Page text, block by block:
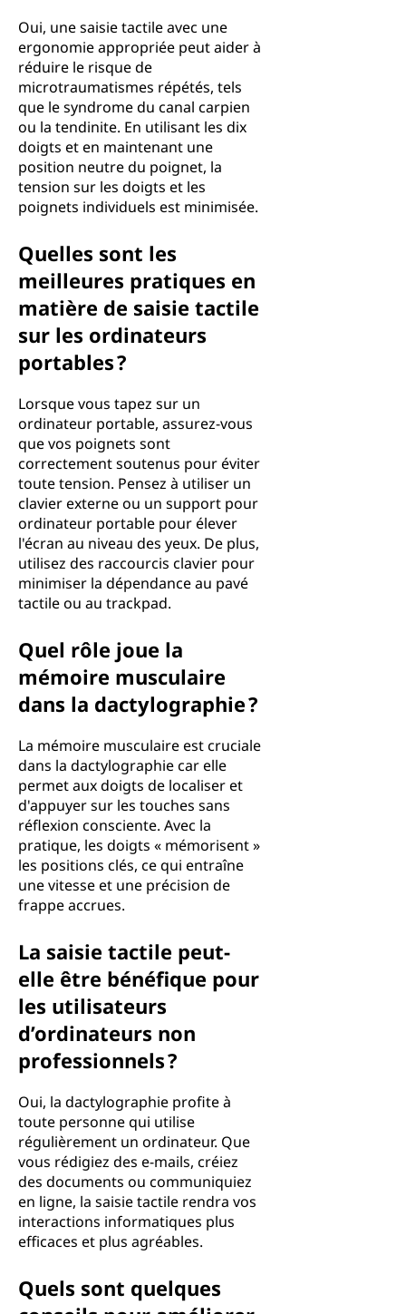
Oui, une saisie tactile avec une
ergonomie appropriée peut aider à
réduire le risque de
microtraumatismes répétés, tels
que le syndrome du canal carpien
ou la tendinite. En utilisant les dix
doigts et en maintenant une
position neutre du poignet, la
tension sur les doigts et les
poignets individuels est minimisée.
Quelles sont les
meilleures pratiques en
matière de saisie tactile
sur les ordinateurs
portables ?
Lorsque vous tapez sur un
ordinateur portable, assurez-vous
que vos poignets sont
correctement soutenus pour éviter
toute tension. Pensez à utiliser un
clavier externe ou un support pour
ordinateur portable pour élever
l'écran au niveau des yeux. De plus,
utilisez des raccourcis clavier pour
minimiser la dépendance au pavé
tactile ou au trackpad.
Quel rôle joue la
mémoire musculaire
dans la dactylographie ?
La mémoire musculaire est cruciale
dans la dactylographie car elle
permet aux doigts de localiser et
d'appuyer sur les touches sans
réflexion consciente. Avec la
pratique, les doigts « mémorisent »
les positions clés, ce qui entraîne
une vitesse et une précision de
frappe accrues.
La saisie tactile peut-
elle être bénéfique pour
les utilisateurs
d’ordinateurs non
professionnels ?
Oui, la dactylographie profite à
toute personne qui utilise
régulièrement un ordinateur. Que
vous rédigiez des e-mails, créiez
des documents ou communiquiez
en ligne, la saisie tactile rendra vos
interactions informatiques plus
efficaces et plus agréables.
Quels sont quelques